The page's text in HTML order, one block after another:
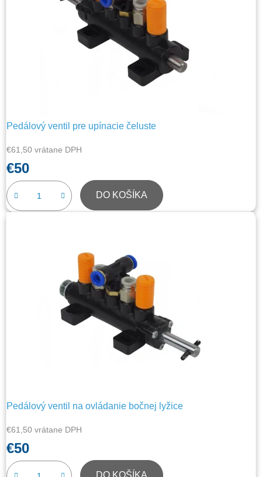
Pedálový ventil pre upínacie čeluste
€61,50 vrátane DPH
€50
DO KOŠÍKA
Pedálový ventil na ovládanie bočnej lyžice
€61,50 vrátane DPH
€50
DO KOŠÍKA